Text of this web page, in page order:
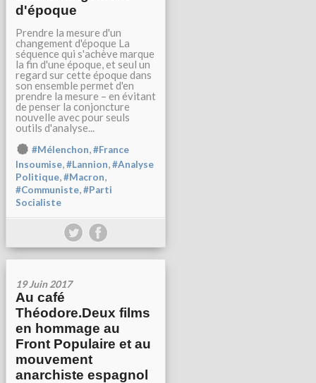
d'époque
Prendre la mesure d'un
changement d'époque La
séquence qui s'achève marque
la fin d'une époque, et seul un
regard sur cette époque dans
son ensemble permet d'en
prendre la mesure – en évitant
de penser la conjoncture
nouvelle avec pour seuls
outils d'analyse...
#Mélenchon,#France
Insoumise,#Lannion,#Analyse
Politique,#Macron,
#Communiste,#Parti
Socialiste
19 Juin 2017
Au café
Théodore.Deux films
en hommage au
Front Populaire et au
mouvement
anarchiste espagnol